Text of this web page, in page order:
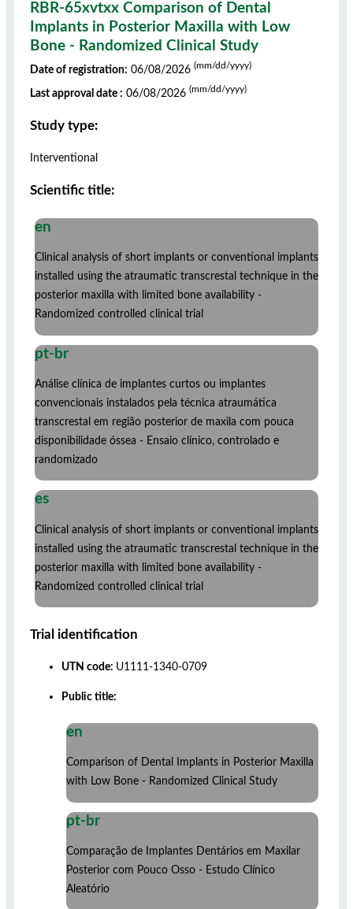
RBR-65xvtxx Comparison of Dental
Implants in Posterior Maxilla with Low
Bone - Randomized Clinical Study
Date of registration: 06/08/2026 (mm/dd/yyyy)
Last approval date : 06/08/2026 (mm/dd/yyyy)
Study type:
Interventional
Scientific title:
en
Clinical analysis of short implants or conventional implants
installed using the atraumatic transcrestal technique in the
posterior maxilla with limited bone availability -
Randomized controlled clinical trial
pt-br
Análise clínica de implantes curtos ou implantes
convencionais instalados pela técnica atraumática
transcrestal em região posterior de maxila com pouca
disponibilidade óssea - Ensaio clínico, controlado e
randomizado
es
Clinical analysis of short implants or conventional implants
installed using the atraumatic transcrestal technique in the
posterior maxilla with limited bone availability -
Randomized controlled clinical trial
Trial identification
UTN code: U1111-1340-0709
Public title:
en
Comparison of Dental Implants in Posterior Maxilla
with Low Bone - Randomized Clinical Study
pt-br
Comparação de Implantes Dentários em Maxilar
Posterior com Pouco Osso - Estudo Clínico
Aleatório